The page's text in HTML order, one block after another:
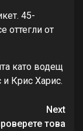
45-
оттегли от
като водещ
Крис Харис.
Next
това